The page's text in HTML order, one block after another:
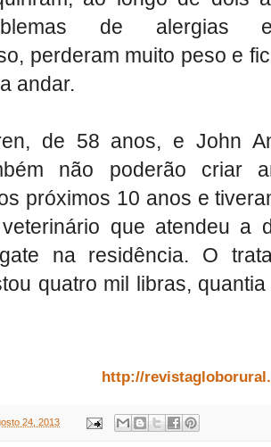
de alergias
perderam muito peso e
andar.
de 58 anos, e John
não poderão criar
próximos 10 anos e
que atendeu a
na residência. O
quatro mil libras,
http://
24, 2013